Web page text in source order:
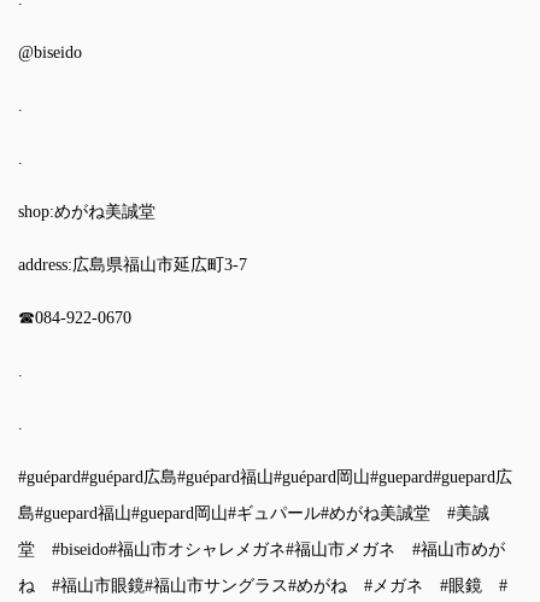
@biseido
shop:めがね美誠堂
address:広島県福山市延広町3-7
☎︎084-922-0670
#guépard#guépard広島#guépard福山#guépard岡山#guepard#guepard広
島#guepard福山#guepard岡山#ギュパール#めがね美誠堂
#美誠
堂
#biseido#福山市オシャレメガネ#福山市メガネ
#福山市めが
ね
#福山市眼鏡#福山市サングラス#めがね #メガネ #眼鏡
#